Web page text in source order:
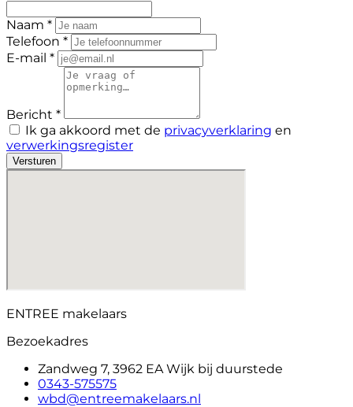
Naam *
Telefoon *
E-mail *
Bericht *
Ik ga akkoord met de privacyverklaring en
verwerkingsregister
Versturen
ENTREE makelaars
Bezoekadres
Zandweg 7, 3962 EA Wijk bij duurstede
0343-575575
wbd@entreemakelaars.nl